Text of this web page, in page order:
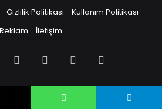
Gizlilik Politikası
Kullanım Politikası
Reklam
İletişim
PinterestLinkedInYouTube